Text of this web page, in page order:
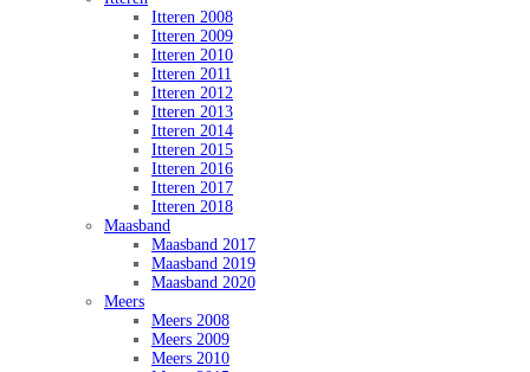
Itteren 2008
Itteren 2009
Itteren 2010
Itteren 2011
Itteren 2012
Itteren 2013
Itteren 2014
Itteren 2015
Itteren 2016
Itteren 2017
Itteren 2018
Maasband
Maasband 2017
Maasband 2019
Maasband 2020
Meers
Meers 2008
Meers 2009
Meers 2010